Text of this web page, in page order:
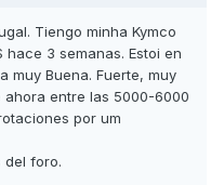
Tiengo minha Kymco
hace 3 semanas. Estoi en
muy Buena. Fuerte, muy
entre las 5000-6000
por um
del foro.